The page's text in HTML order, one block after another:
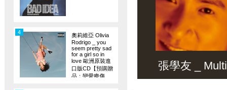
奧莉維亞 Olivia
Rodrigo _ you
seem pretty sad
for a girl so in
love 歐洲原裝進
口版CD【預購贈
品：戀愛療傷
4
張學友 _